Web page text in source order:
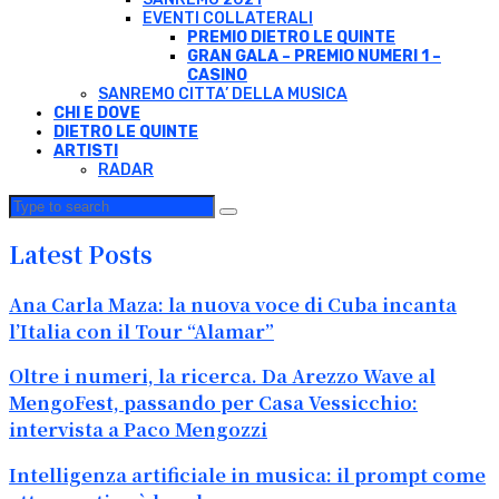
EVENTI COLLATERALI
PREMIO DIETRO LE QUINTE
GRAN GALA – PREMIO NUMERI 1 –
CASINO
SANREMO CITTA’ DELLA MUSICA
CHI E DOVE
DIETRO LE QUINTE
ARTISTI
RADAR
Latest Posts
Ana Carla Maza: la nuova voce di Cuba incanta
l’Italia con il Tour “Alamar”
Oltre i numeri, la ricerca. Da Arezzo Wave al
MengoFest, passando per Casa Vessicchio:
intervista a Paco Mengozzi
Intelligenza artificiale in musica: il prompt come